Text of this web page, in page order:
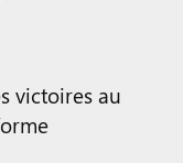
victoires au